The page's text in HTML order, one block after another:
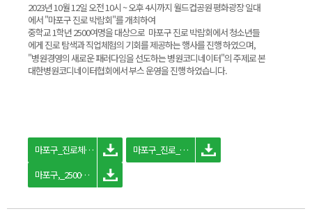
2023년 10월 12일 오전 10시 ~ 오후 4시까지 월드컵공원 평화광장 일대
에서 "마포구 진로 박람회"를 개최하여
중학교 1학년 2500여명을 대상으로 마포구 진로 박람회에서 청소년들
에게 진로 탐색과 직업체험의 기회를 제공하는 행사를 진행 하였으며,
"병원경영의 새로운 패러다임을 선도하는 병원코디네이터"의 주제로 본
대한병원코디네이터협회에서 부스 운영을 진행 하였습니다.
마포구_진로체험_진행_사진_대한병원코디네이터협회.jpg
마포구_진로_체험_진행_사진.jpg
마포구,_2500명_청소년들의_꿈_탐험_`진로박람회`_개최_기사_첨부.png